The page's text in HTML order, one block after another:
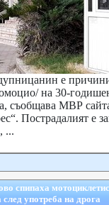
е
на 30-
съобщава МВР
Пострадалият е
...
спипаха
употреба на дрога